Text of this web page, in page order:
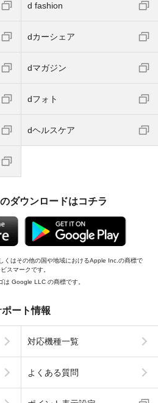
d fashion
dカーシェア
dマガジン
dフォト
dヘルスケア
ダウンロードはコチラ
くはその他の国や地域におけるApple Inc.の商標で
スマークです。
Google LLC の商標です。
ポート情報
対応機種一覧
よくある質問